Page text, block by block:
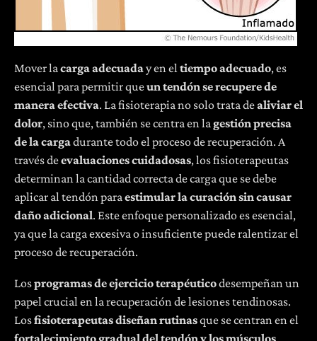
Mover lacarga adecuaday en eltiempo adecuado, es
esencial para permitir queun tendón se recupere de
manera efectiva. La fisioterapia no solo trata dealiviar el
dolor, sino que, también se centra en lagestión precisa
de la cargadurante todo el proceso de recuperación. A
través deevaluaciones cuidadosas, los fisioterapeutas
determinan la cantidad correcta de carga que se debe
aplicar al tendón paraestimular la curación sin causar
daño adicional. Este enfoque personalizado es esencial,
ya que la carga excesiva o insuficiente puede ralentizar el
proceso de recuperación.
Losprogramas de ejercicio terapéuticodesempeñan un
papel crucial en la recuperación de lesiones tendinosas.
Losfisioterapeutas diseñan rutinasque se centran en el